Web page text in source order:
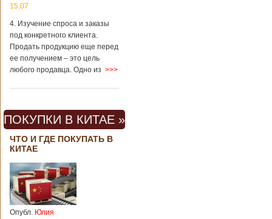
15:07
4. Изучение спроса и заказы
под конкретного клиента.
Продать продукцию еще перед
ее получением – это цель
любого продавца. Одно из >>>
ПОКУПКИ В КИТАЕ »
ЧТО И ГДЕ ПОКУПАТЬ В
КИТАЕ
Опубл. Юлия